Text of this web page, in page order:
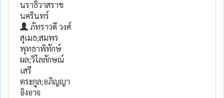
นราธิวาสราช
นครินทร์
ภัทราวดี วงศ์
สุเมธ;สมพร
พุทธาพิทักษ์
ผล;วิไลลักษณ์
เสรี
ตระกูล;อภิญญา
อิงอาจ